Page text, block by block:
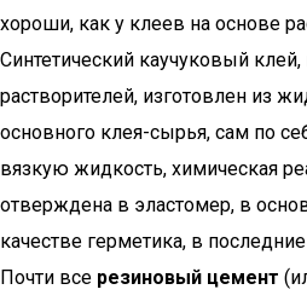
хороши, как у клеев на основе
Синтетический каучуковый
растворителей, изготовлен из
основного клея-сырья, сам по
вязкую жидкость, химическая
отверждена в эластомер, в
качестве герметика, в
Почти все резиновый цемент